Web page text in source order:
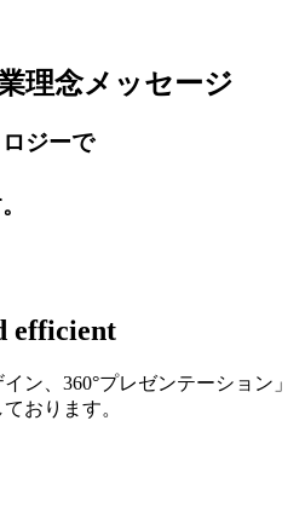
理念メッセージ
ジーで
efficient
ン、360°プレゼンテーション」
おります。